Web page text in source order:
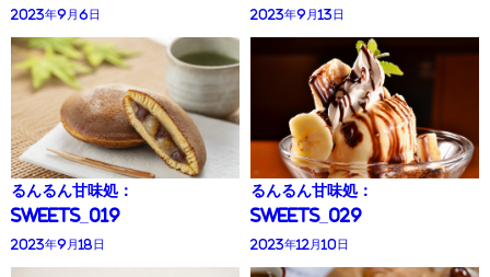
2023年9月6日 2023年9月13日
るんるん甘味処：
Sweets_019
2023年9月18日
るんるん甘味処：
Sweets_029
2023年12月10日